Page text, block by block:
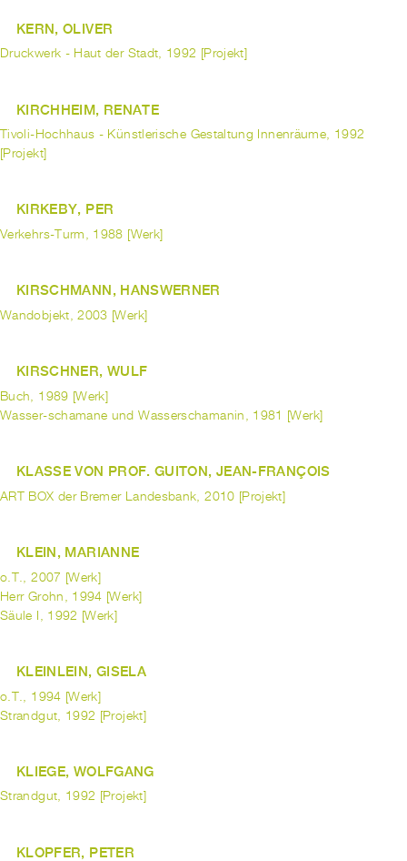
KERN, OLIVER
Druckwerk - Haut der Stadt, 1992 [Projekt]
KIRCHHEIM, RENATE
Tivoli-Hochhaus - Künstlerische Gestaltung Innenräume, 1992
[Projekt]
KIRKEBY, PER
Verkehrs-Turm, 1988 [Werk]
KIRSCHMANN, HANSWERNER
Wandobjekt, 2003 [Werk]
KIRSCHNER, WULF
Buch, 1989 [Werk]
Wasser-schamane und Wasserschamanin, 1981 [Werk]
KLASSE VON PROF. GUITON, JEAN-FRANÇOIS
ART BOX der Bremer Landesbank, 2010 [Projekt]
KLEIN, MARIANNE
o.T., 2007 [Werk]
Herr Grohn, 1994 [Werk]
Säule I, 1992 [Werk]
KLEINLEIN, GISELA
o.T., 1994 [Werk]
Strandgut, 1992 [Projekt]
KLIEGE, WOLFGANG
Strandgut, 1992 [Projekt]
KLOPFER, PETER